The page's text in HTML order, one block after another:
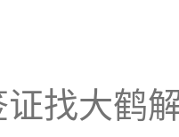
证找大鹤